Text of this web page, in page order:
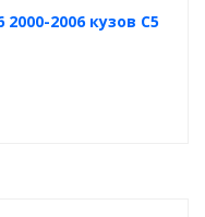
2006 кузов С5